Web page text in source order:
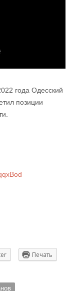
года Одесский
позиции
Печать